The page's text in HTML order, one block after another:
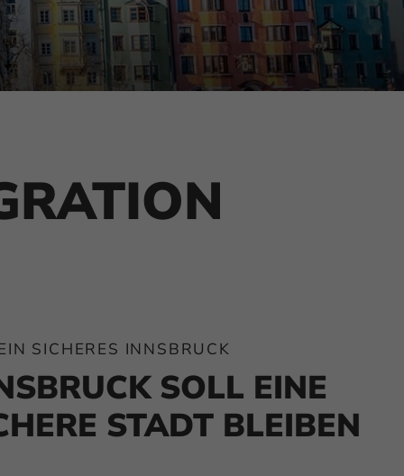
SICHERES INNSBRUCK
SOLL EINE
STADT BLEIBEN